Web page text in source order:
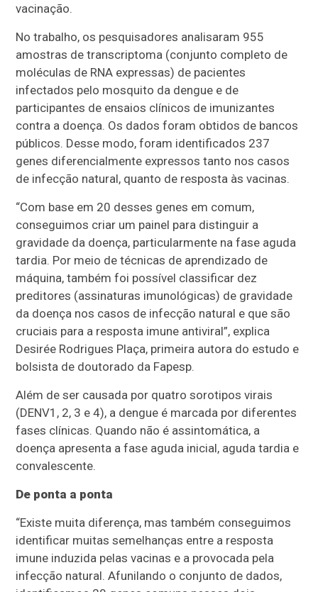
vacinação.
No trabalho, os pesquisadores analisaram 955
amostras de transcriptoma (conjunto completo de
moléculas de RNA expressas) de pacientes
infectados pelo mosquito da dengue e de
participantes de ensaios clínicos de imunizantes
contra a doença. Os dados foram obtidos de bancos
públicos. Desse modo, foram identificados 237
genes diferencialmente expressos tanto nos casos
de infecção natural, quanto de resposta às vacinas.
“Com base em 20 desses genes em comum,
conseguimos criar um painel para distinguir a
gravidade da doença, particularmente na fase aguda
tardia. Por meio de técnicas de aprendizado de
máquina, também foi possível classificar dez
preditores (assinaturas imunológicas) de gravidade
da doença nos casos de infecção natural e que são
cruciais para a resposta imune antiviral”, explica
Desirée Rodrigues Plaça, primeira autora do estudo e
bolsista de doutorado da Fapesp.
Além de ser causada por quatro sorotipos virais
(DENV1, 2, 3 e 4), a dengue é marcada por diferentes
fases clínicas. Quando não é assintomática, a
doença apresenta a fase aguda inicial, aguda tardia e
convalescente.
De ponta a ponta
“Existe muita diferença, mas também conseguimos
identificar muitas semelhanças entre a resposta
imune induzida pelas vacinas e a provocada pela
infecção natural. Afunilando o conjunto de dados,